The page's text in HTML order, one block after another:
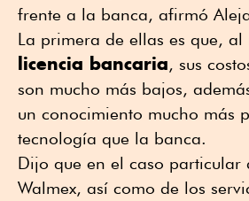
frente a la banca, afirmó
La primera de ellas es que, al
licencia bancaria, sus
son mucho más bajos,
un conocimiento mucho más
tecnología que la banca.
Dijo que en el caso particular
Walmex, así como de los